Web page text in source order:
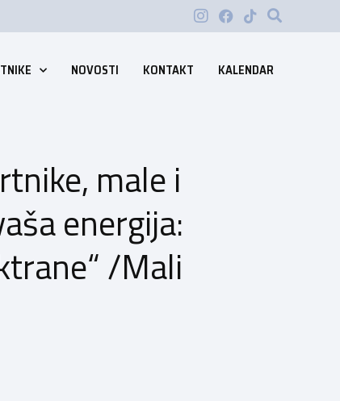
NOVOSTI KONTAKT KALENDAR
male i
energija:
/Mali